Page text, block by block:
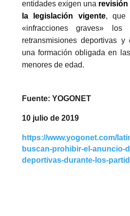
entidades exigen una revisión
la legislación vigente, que
«infracciones graves» los
retransmisiones deportivas
una formación obligada en
menores de edad.
Fuente: YOGONET
10 julio de 2019
https://www.yogonet.com/
buscan-prohibir-el-anuncio-
deportivas-durante-los-